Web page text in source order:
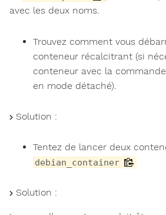
avec les deux noms.
Trouvez comment vous
conteneur récalcitrant (si
conteneur avec la commande
en mode détaché).
Solution :
Tentez de lancer deux
debian_container
Solution :